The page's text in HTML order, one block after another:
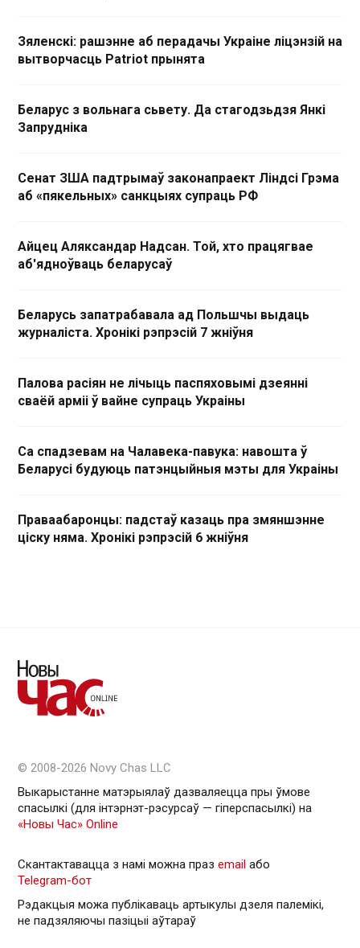
Зяленскі: рашэнне аб перадачы Украіне ліцэнзій на
вытворчасць Patriot прынята
Беларус з вольнага сьвету. Да стагодзьдзя Янкі
Запрудніка
Сенат ЗША падтрымаў законапраект Ліндсі Грэма
аб «пякельных» санкцыях супраць РФ
Айцец Аляксандар Надсан. Той, хто працягвае
аб'ядноўваць беларусаў
Беларусь запатрабавала ад Польшчы выдаць
журналіста. Хронікі рэпрэсій 7 жніўня
Палова расіян не лічыць паспяховымі дзеянні
сваёй арміі ў вайне супраць Украіны
Са спадзевам на Чалавека-павука: навошта ў
Беларусі будуюць патэнцыйныя мэты для Украіны
Праваабаронцы: падстаў казаць пра змяншэнне
ціску няма. Хронікі рэпрэсій 6 жніўня
© 2008-2026 Novy Chas LLC
Выкарыстанне матэрыялаў дазваляецца пры ўмове
спасылкі (для інтэрнэт-рэсурсаў — гiперспасылкi) на
«Новы Час» Online
Скантактавацца з намі можна праз email або
Telegram-бот
Рэдакцыя можа публікаваць артыкулы дзеля палемікі,
не падзяляючы пазіцыі аўтараў